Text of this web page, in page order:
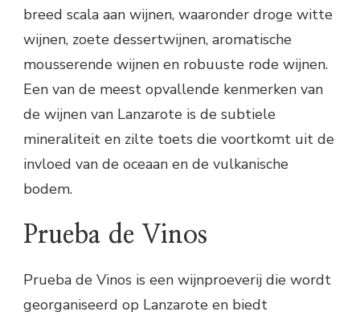
breed scala aan wijnen, waaronder droge witte
wijnen, zoete dessertwijnen, aromatische
mousserende wijnen en robuuste rode wijnen.
Een van de meest opvallende kenmerken van
de wijnen van Lanzarote is de subtiele
mineraliteit en zilte toets die voortkomt uit de
invloed van de oceaan en de vulkanische
bodem.
Prueba de Vinos
Prueba de Vinos is een wijnproeverij die wordt
georganiseerd op Lanzarote en biedt